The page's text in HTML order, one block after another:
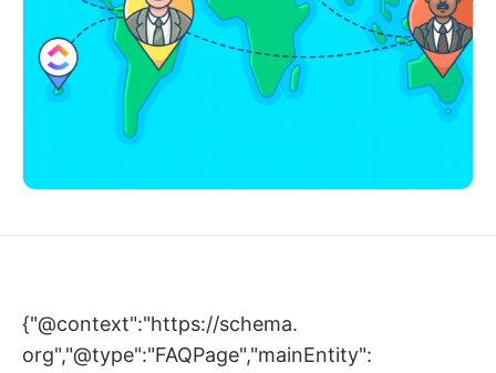
{"@context":"https://schema.
org","@type":"FAQPage","mainEntity":